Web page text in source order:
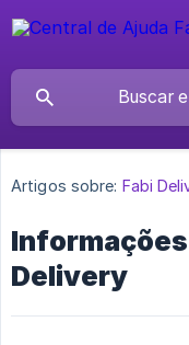
Artigos sobre: Fabi
Delivery